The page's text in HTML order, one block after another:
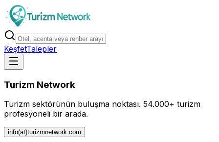
KeşfetTalepler
Turizm Network
Turizm sektörünün buluşma noktası. 54.000+ turizm
profesyoneli bir arada.
info(at)turizmnetwork.com